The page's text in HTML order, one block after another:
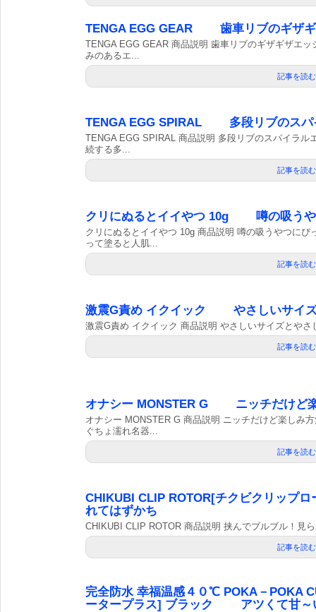
TENGA EGG GEAR 歯車リブのギザギ
TENGA EGG GEAR 商品説明 歯車リブのギザギザエ
みのあるエ...
記事を読む
TENGA EGG SPIRAL 多段リブのスパ
TENGA EGG SPIRAL 商品説明 多段リブのスパイラル
続する多...
記事を読む
クリにぬるとイイやつ 10g 噂の吸うや
クリにぬるとイイやつ 10g 商品説明 噂の吸うやつに
って塗ると人肌...
記事を読む
激震G責め イクイック やさしいサイズ
激震G責め イクイック 商品説明 やさしいサイズとや
記事を読む
オナシー MONSTER G ニッチだけど
オナシー MONSTER G 商品説明 ニッチだけど楽しみ
ぐちょ濡れ名器...
記事を読む
CHIKUBI CLIP ROTOR[チクビクリッ
れてはずかち
CHIKUBI CLIP ROTOR 商品説明 挟んでブルブル！見
記事を読む
完全防水 幸福温感４０℃ POKA－POKA
ータープラス] ブラック アツくて甘～